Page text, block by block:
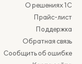
О решениях 1С
Прайс-лист
Поддержка
Обратная связь
Сообщить об ошибке